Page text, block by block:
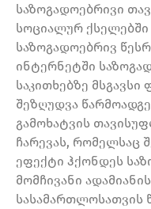
საზოგადოებრივი
სოციალურ ქსელებში
საზოგადოებრივ
ინტერნეტში
საკითხებზე
შეზღუდვა
გამოხატვის
ჩარევას, რომელსაც
ეფექტი ჰქონდეს
მომჩივანი
სასამართლოსათვის